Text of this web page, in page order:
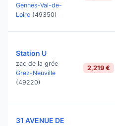
Gennes-Val-de-
Loire (49350)
Station U
zac de la grée
Grez-Neuville
(49220)
2,219 €
31 AVENUE DE